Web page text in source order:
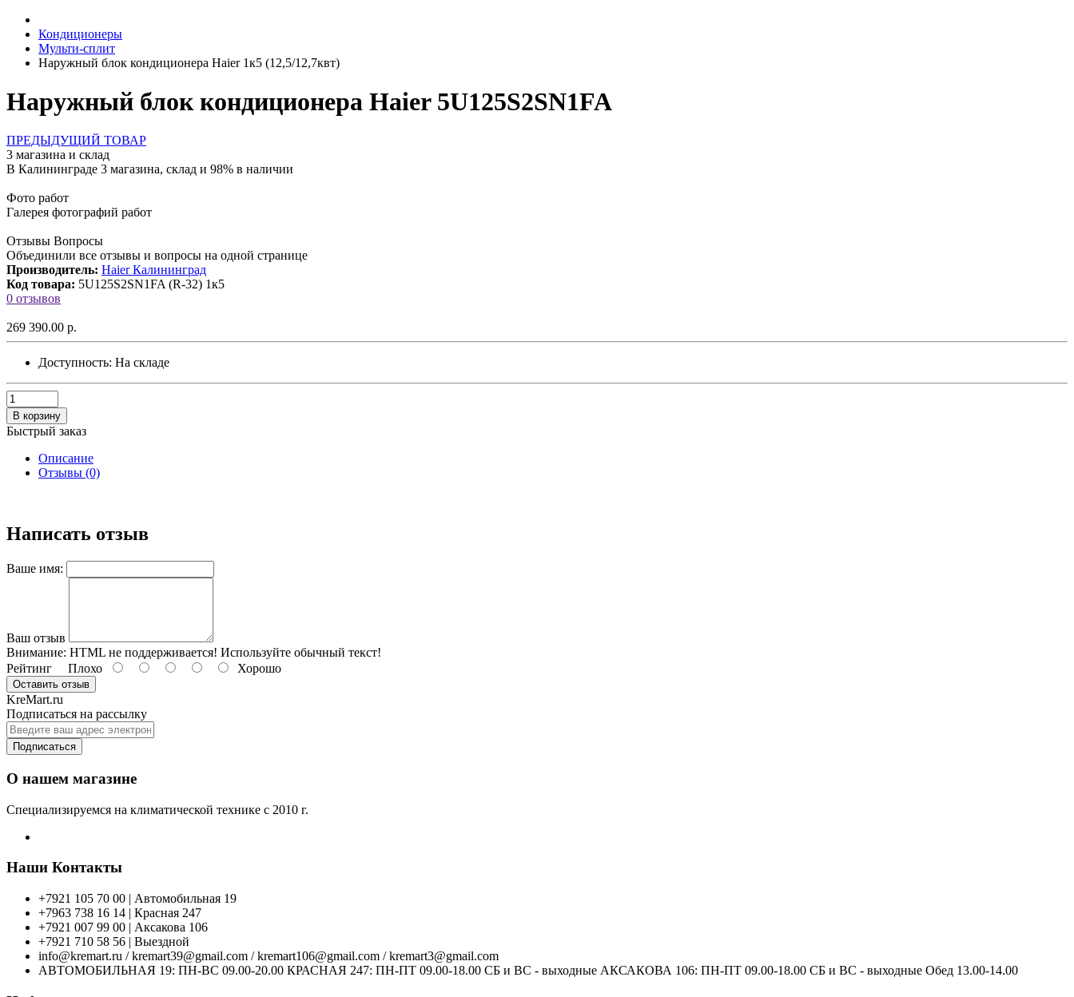
Кондиционеры
Мульти-сплит
Наружный блок кондиционера Haier 1к5 (12,5/12,7квт)
Наружный блок кондиционера Haier 5U125S2SN1FA
ПРЕДЫДУЩИЙ ТОВАР
3 магазина и склад
В Калининграде 3 магазина, склад и 98% в наличии
Фото работ
Галерея фотографий работ
Отзывы Вопросы
Объединили все отзывы и вопросы на одной странице
Производитель: Haier Калининград
Код товара: 5U125S2SN1FA (R-32) 1к5
0 отзывов
269 390.00 р.
Доступность: На складе
В корзину
Быстрый заказ
Описание
Отзывы (0)
Написать отзыв
Ваше имя:
Ваш отзыв
Внимание: HTML не поддерживается! Используйте обычный текст!
Рейтинг Плохо Хорошо
Оставить отзыв
KreMart.ru
Подписаться на рассылку
Подписаться
О нашем магазине
Специализируемся на климатической технике с 2010 г.
Наши Контакты
+7921 105 70 00 | Автомобильная 19
+7963 738 16 14 | Красная 247
+7921 007 99 00 | Аксакова 106
+7921 710 58 56 | Выездной
info@kremart.ru / kremart39@gmail.com / kremart106@gmail.com / kremart3@gmail.com
АВТОМОБИЛЬНАЯ 19: ПН-ВС 09.00-20.00 КРАСНАЯ 247: ПН-ПТ 09.00-18.00 СБ и ВС - выходные АКСАКОВА 106: ПН-ПТ 09.00-18.00 СБ и ВС - выходные Обед 13.00-14.00